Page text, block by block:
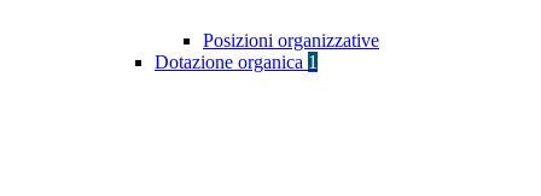
Posizioni organizzative
Dotazione organica 1